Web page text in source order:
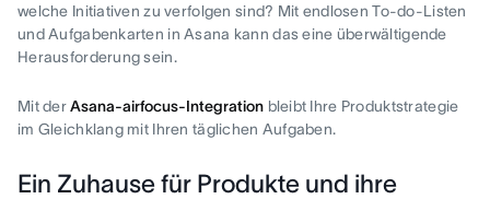
welche Initiativen zu verfolgen sind? Mit endlosen To-do-Listen
und Aufgabenkarten in Asana kann das eine überwältigende
Herausforderung sein.
Mit derAsana-airfocus-Integration bleibt Ihre Produktstrategie
im Gleichklang mit Ihren täglichen Aufgaben.
Ein Zuhause für Produkte und ihre